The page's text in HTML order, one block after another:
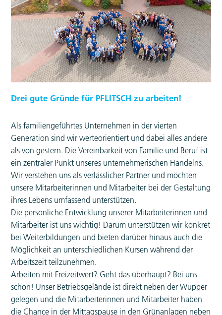
Drei gute Gründe für PFLITSCH zu arbeiten!
Als familiengeführtes Unternehmen in der vierten
Generation sind wir werteorientiert und dabei alles andere
als von gestern. Die Vereinbarkeit von Familie und Beruf ist
ein zentraler Punkt unseres unternehmerischen Handelns.
Wir verstehen uns als verlässlicher Partner und möchten
unsere Mitarbeiterinnen und Mitarbeiter bei der Gestaltung
ihres Lebens umfassend unterstützen.
Die persönliche Entwicklung unserer Mitarbeiterinnen und
Mitarbeiter ist uns wichtig! Darum unterstützen wir konkret
bei Weiterbildungen und bieten darüber hinaus auch die
Möglichkeit an unterschiedlichen Kursen während der
Arbeitszeit teilzunehmen.
Arbeiten mit Freizeitwert? Geht das überhaupt? Bei uns
schon! Unser Betriebsgelände ist direkt neben der Wupper
gelegen und die Mitarbeiterinnen und Mitarbeiter haben
die Chance in der Mittagspause in den Grünanlagen neben